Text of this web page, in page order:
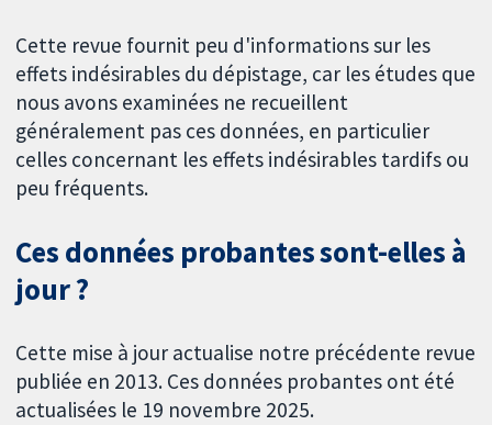
Cette revue fournit peu d'informations sur les
effets indésirables du dépistage, car les études que
nous avons examinées ne recueillent
généralement pas ces données, en particulier
celles concernant les effets indésirables tardifs ou
peu fréquents.
Ces données probantes sont-elles à
jour ?
Cette mise à jour actualise notre précédente revue
publiée en 2013. Ces données probantes ont été
actualisées le 19 novembre 2025.